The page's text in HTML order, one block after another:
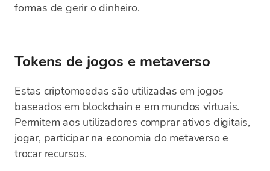
formas de gerir o dinheiro.
Tokens de jogos e metaverso
Estas criptomoedas são utilizadas em jogos
baseados em blockchain e em mundos virtuais.
Permitem aos utilizadores comprar ativos digitais,
jogar, participar na economia do metaverso e
trocar recursos.